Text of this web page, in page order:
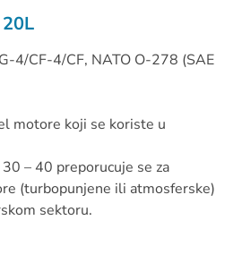
4/CF-4/CF, NATO O-278 (SAE
motore koji se koriste u
– 40 preporucuje se za
(turbopunjene ili atmosferske)
sektoru.